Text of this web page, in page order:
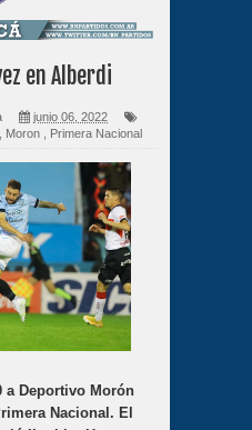
en Alberdi
junio 06, 2022
Moron Primera Nacional
a Deportivo Morón
Nacional. El